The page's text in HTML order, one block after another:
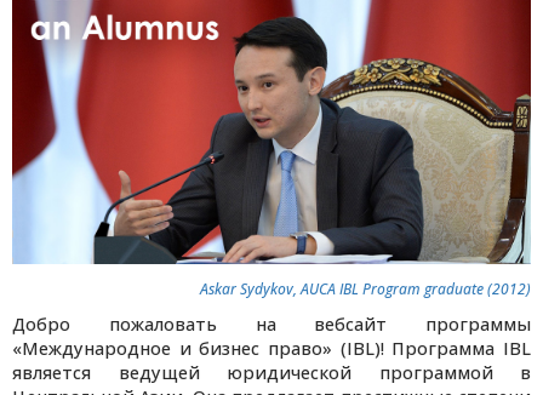
Askar Sydykov, AUCA IBL Program graduate (2012)
Добро пожаловать на вебсайт программы
«Международное и бизнес право» (IBL)! Программа IBL
является ведущей юридической программой в